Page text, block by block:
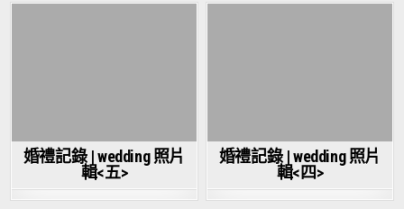
婚禮記錄 | wedding 照片
輯<五>
婚禮記錄 | wedding 照片
輯<四>